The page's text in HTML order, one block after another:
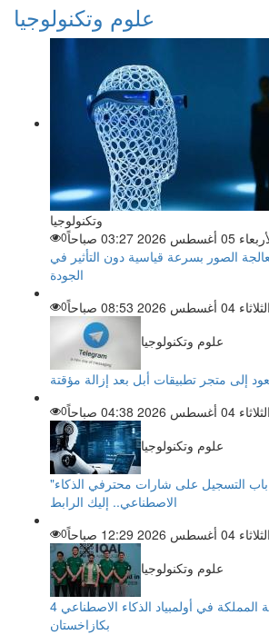
علوم وتكنولوجيا
وتكنولوجيا
05 أغسطس 2026 03:27 صباحاً
0
الصور بسرعة قياسية دون التأثير في
الجودة
الثلاثاء 04 أغسطس 2026 08:53 صباحاً
0
علوم وتكنولوجيا
إلى متجر تطبيقات أبل بعد إزالة مؤقتة
الثلاثاء 04 أغسطس 2026 04:38 صباحاً
0
علوم وتكنولوجيا
"سدايا" تفتح باب التسجيل على شارات محترفي الذكاء
الاصطناعي.. إليك الرابط
الثلاثاء 04 أغسطس 2026 12:29 صباحاً
0
علوم وتكنولوجيا
4 مواهب سعودية ترفع راية المملكة في أولمبياد الذكاء الاصطناعي
بكازاخستان